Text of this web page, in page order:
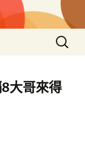
搜
尋
鍵
字:
大哥來得